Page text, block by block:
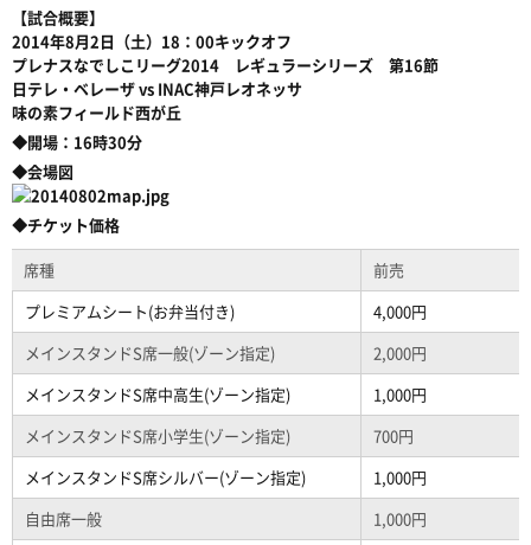
【試合概要】
2014年8月2日（土）18：00キックオフ
プレナスなでしこリーグ2014 レギュラーシリーズ 第16節
日テレ・ベレーザ vs INAC神戸レオネッサ
味の素フィールド西が丘
◆開場：16時30分
◆会場図
◆チケット価格
席種
前売
プレミアムシート(お弁当付き)
4,000円
メインスタンドS席一般(ゾーン指定)
2,000円
メインスタンドS席中高生(ゾーン指定)
1,000円
メインスタンドS席小学生(ゾーン指定)
700円
メインスタンドS席シルバー(ゾーン指定)
1,000円
自由席一般
1,000円